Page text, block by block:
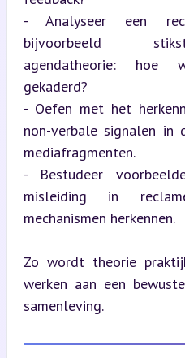
- Analyseer een
bijvoorbeeld
agendatheorie: hoe
gekaderd?
- Oefen met het
non-verbale signalen in
mediafragmenten.
- Bestudeer
misleiding in
mechanismen herkennen.
Zo wordt theorie
werken aan een
samenleving.